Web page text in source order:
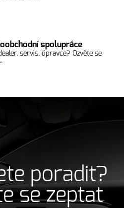
spolupráce
servis, úpravce? Ozvěte se
poradit?
se zeptat